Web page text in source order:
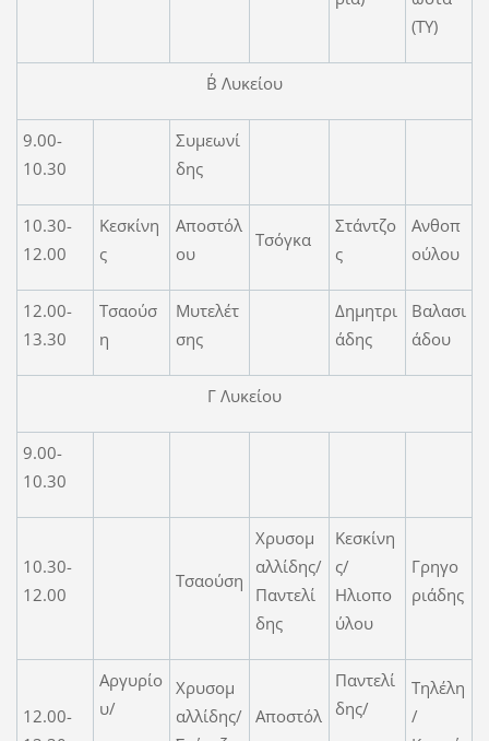
(ΤΥ)
Β΄ Λυκείου
9.00-
10.30
Συμεωνί
δης
10.30-
12.00
Κεσκίνη
ς
Αποστόλ
ου
Τσόγκα
Στάντζο
ς
Ανθοπ
ούλου
12.00-
13.30
Τσαούσ
η
Μυτελέτ
σης
Δημητρι
άδης
Βαλασι
άδου
Γ Λυκείου
9.00-
10.30
10.30-
12.00
Τσαούση
Χρυσομ
αλλίδης/
Παντελί
δης
Κεσκίνη
ς/
Ηλιοπο
ύλου
Γρηγο
ριάδης
12.00-
Αργυρίο
υ/
Χρυσομ
αλλίδης/
Αποστόλ
Παντελί
δης/
Τηλέλη
/